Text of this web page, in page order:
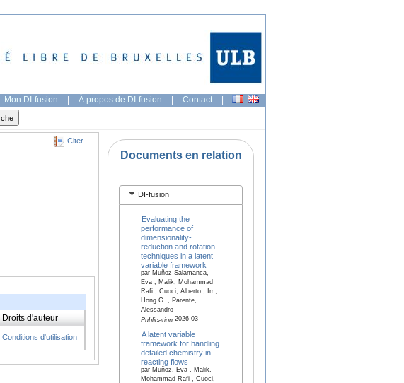
Mon DI-fusion | À propos de DI-fusion | Contact |
Citer
Droits d'auteur
Conditions d'utilisation
Documents en relation
DI-fusion
Evaluating the
performance of
dimensionality-
reduction and rotation
techniques in a latent
variable framework
par Muñoz Salamanca,
Eva , Malik, Mohammad
Rafi , Cuoci, Alberto , Im,
Hong G. , Parente,
Alessandro
Publication2026-03
A latent variable
framework for handling
detailed chemistry in
reacting flows
par Muñoz, Eva , Malik,
Mohammad Rafi , Cuoci,